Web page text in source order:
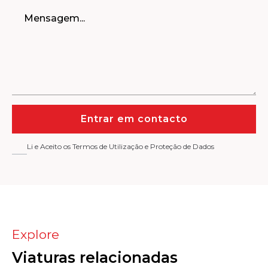
Entrar em contacto
Li e Aceito os Termos de Utilização e Proteção de Dados
Explore
Viaturas relacionadas